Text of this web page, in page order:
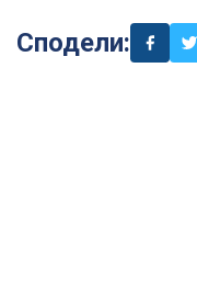
Сподели: